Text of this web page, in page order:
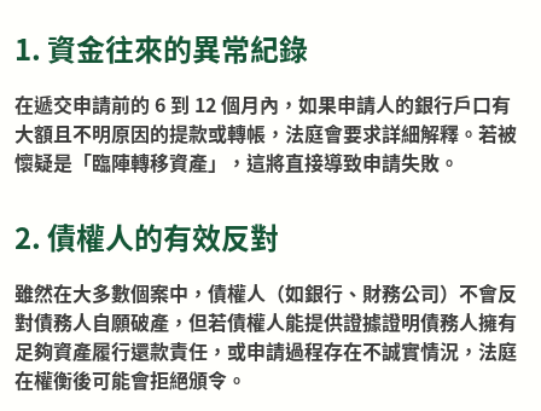
1. 資金往來的異常紀錄
在遞交申請前的 6 到 12 個月內，如果申請人的銀行戶口有
大額且不明原因的提款或轉帳，法庭會要求詳細解釋。若被
懷疑是「臨陣轉移資產」，這將直接導致申請失敗。
2. 債權人的有效反對
雖然在大多數個案中，債權人（如銀行、財務公司）不會反
對債務人自願破產，但若債權人能提供證據證明債務人擁有
足夠資產履行還款責任，或申請過程存在不誠實情況，法庭
在權衡後可能會拒絕頒令。